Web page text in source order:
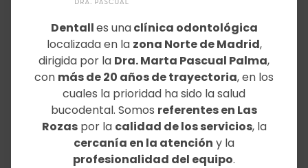
Dentalles unaclínica odontológica
localizada en la zona Norte de Madrid,
dirigida por la Dra. Marta Pascual Palma,
con más de 20 años de trayectoria, en los
cuales la prioridad ha sido la salud
bucodental. Somos referentes en Las
Rozaspor la calidad de los servicios, la
cercanía en la atención y la
profesionalidad del equipo.